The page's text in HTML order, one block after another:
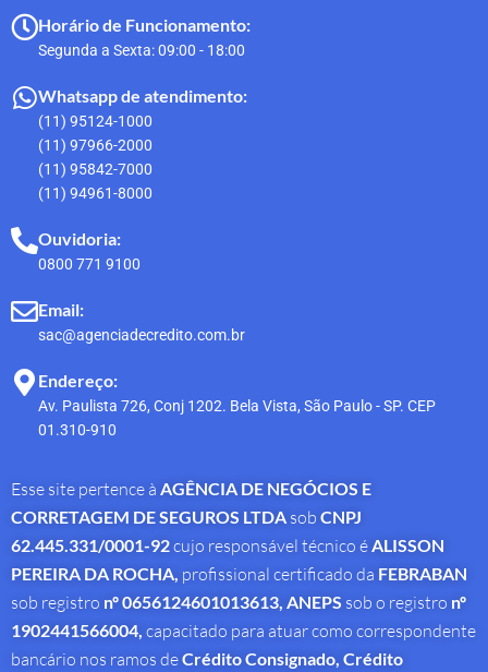
Horário de Funcionamento:
Segunda a Sexta: 09:00 - 18:00
Whatsapp de atendimento:
(11) 95124-1000
(11) 97966-2000
(11) 95842-7000
(11) 94961-8000
Ouvidoria:
0800 771 9100
Email:
sac@agenciadecredito.com.br
Endereço:
Av. Paulista 726, Conj 1202. Bela Vista, São Paulo - SP. CEP
01.310-910
Esse site pertence à AGÊNCIA DE NEGÓCIOS E
CORRETAGEM DE SEGUROS LTDAsob CNPJ
62.445.331/0001-92cujo responsável técnico éALISSON
PEREIRA DA ROCHA, profissional certificado da FEBRABAN
sob registro nº 0656124601013613, ANEPS sob o registro nº
1902441566004, capacitado para atuar como correspondente
bancário nos ramos deCrédito Consignado, Crédito